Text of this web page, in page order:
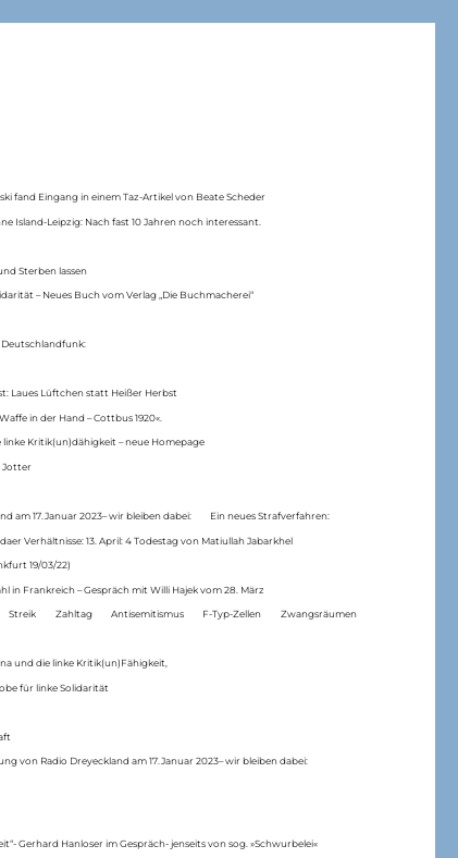
fand Eingang in einem Taz-Artikel von Beate Scheder
Island-Leipzig: Nach fast 10 Jahren noch interessant.
Sterben lassen
– Neues Buch vom Verlag „Die Buchmacherei“
Deutschlandfunk:
Laues Lüftchen statt Heißer Herbst
in der Hand – Cottbus 1920«.
Kritik(un)dähigkeit – neue Homepage
Jotter
am 17.Januar 2023– wir bleiben dabei: Ein neues Strafverfahren:
Verhältnisse: 13. April: 4 Todestag von Matiul­lah Jabarkhel
19/03/22)
in Frankreich – Gespräch mit Willi Hajek vom 28. März
Streik Zahltag Antisemitismus F-Typ-Zellen Zwangsräumen
und die linke Kritik(un)Fähigkeit,
für linke Solidarität
von Radio Dreyeckland am 17.Januar 2023– wir bleiben dabei:
Gerhard Hanloser im Gespräch- jenseits von sog. »Schwurbelei«